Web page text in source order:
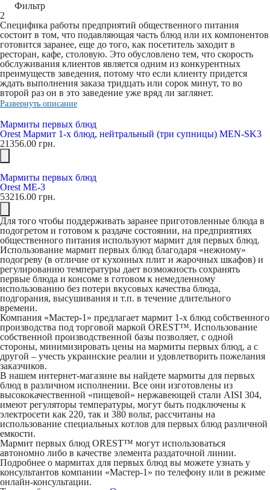
Фильтр
2
Специфика работы предприятий общественного питания
состоит в том, что подавляющая часть блюд или их компонентов
готовится заранее, еще до того, как посетитель заходит в
ресторан, кафе, столовую. Это обусловлено тем, что скорость
обслуживания клиентов является одним из конкурентных
преимуществ заведения, потому что если клиенту придется
ждать выполнения заказа тридцать или сорок минут, то во
второй раз он в это заведение уже вряд ли заглянет.
Развернуть описание
Мармиты первых блюд
Orest Мармит 1-х блюд, нейтральный (три супницы) MEN-SK3
21356.00 грн.
Мармиты первых блюд
Orest ME-3
53216.00 грн.
Для того чтобы поддерживать заранее приготовленные блюда в
подогретом и готовом к раздаче состоянии, на предприятиях
общественного питания используют мармит для первых блюд.
Использование мармит первых блюд благодаря «нежному»
подогреву (в отличие от кухонных плит и жарочных шкафов) и
регулированию температуры дает возможность сохранять
первые блюда и консоме в готовом к немедленному
использованию без потери вкусовых качества блюда,
подгорания, высушивания и т.п. в течение длительного
времени.
Компания «Мастер-1» предлагает мармит 1-х блюд собственного
производства под торговой маркой OREST™. Использование
собственной производственной базы позволяет, с одной
стороны, минимизировать цены на мармиты первых блюд, а с
другой – учесть украинские реалии и удовлетворить пожелания
заказчиков.
В нашем интернет-магазине вы найдете мармиты для первых
блюд в различном исполнении. Все они изготовлены из
высококачественной «пищевой» нержавеющей стали AISI 304,
имеют регуляторы температуры, могут быть подключены к
электросети как 220, так и 380 вольт, рассчитаны на
использование специальных котлов для первых блюд различной
емкости.
Мармит первых блюд OREST™ могут использоваться
автономно либо в качестве элемента раздаточной линии.
Подробнее о мармитах для первых блюд вы можете узнать у
консультантов компании «Мастер-1» по телефону или в режиме
онлайн-консультации.